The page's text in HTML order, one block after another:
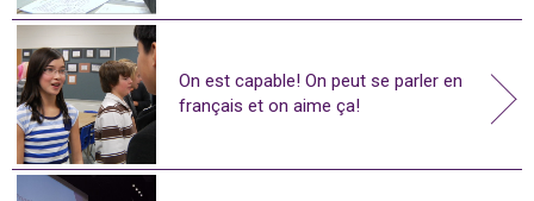
On est capable! On peut se parler en
français et on aime ça!